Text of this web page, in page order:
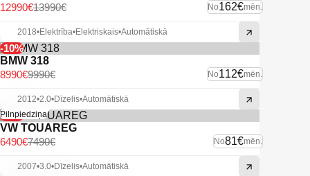
No162€mēn.
13990€
12990€
2018•Elektrība•Elektriskais•Automātiskā
-10%
BMW 318
No112€mēn.
9990€
8990€
2012•2.0•Dīzelis•Automātiskā
-13%
Pilnpiedziņa
VW TOUAREG
No81€mēn.
7490€
6490€
2007•3.0•Dīzelis•Automātiskā